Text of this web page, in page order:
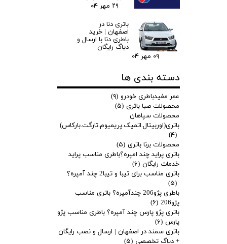
۲۹ مهر ۰۴
باتری دنا در
اصفهان | خرید
باطری دنا با ارسال و
دیاگ رایگان
۰۹ مهر ۰۴
دسته بندی ها
عمر مفیدباطری خودرو (۹)
محصولات صبا باتری (۵)
محصولات سپاهان
باتری(اوربیتال.اتمیک.پریمیوم.تارگت.بارکاس)
(۴)
محصولات برنا باتری (۵)
باتری پراید چند امپره؟باطری مناسب پراید
خدمات رایگان (۶)
باتری مناسب برای تیبا و تیبا2 چند آمپره؟
(۵)
باطری پژو206 چندآمپره؟ باتری مناسب
پژو206
(۶)
باتری پژو پارس چند آمپره؟ باطری مناسب پژو
پارس (۶)
باتری سمند در اصفهان | ارسال و نصب رایگان
+ دیاگ تخصصی (۵)